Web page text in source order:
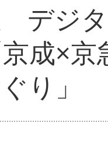
デジ
京成×
り」